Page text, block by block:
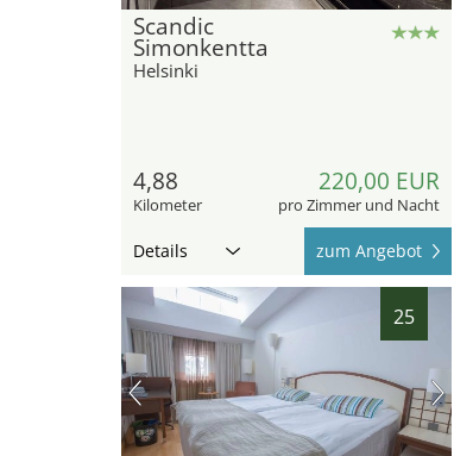
Scandic
Simonkentta
Helsinki
4,88
Kilometer
220,00 EUR
pro Zimmer und Nacht
Details zum Angebot
25